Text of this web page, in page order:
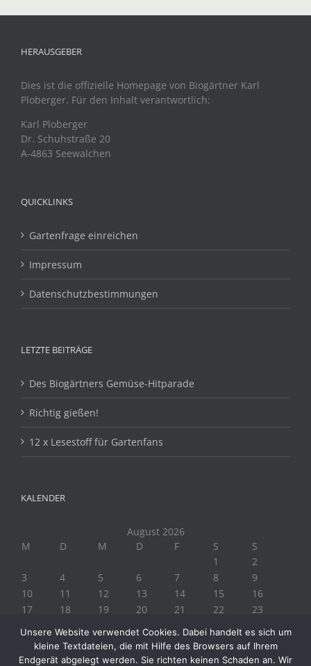
HERAUSGEBER
Dies ist die offizielle Homepage von Biogärtner Karl
Ploberger. Für den Inhalt verantwortlich:
Karl Ploberger
Dr. Schuhstraße 20
A-4863 Seewalchen
QUICKLINKS
Gartenfrage einreichen
Impressum
Datenschutzbestimmungen
LETZTE BEITRÄGE
Des Biogärtners Gemüse-Hitparade
Richtig gießen!
12 x Lesestoff für Gartenfans
KALENDER
August 2026
M
D M D F S
S
1
2
3
4 5 6 7 8
9
10
11 12 13 14 15
16
17
18 19 20 21 22
23
« Juli
Unsere Website verwendet Cookies. Dabei handelt es sich um
kleine Textdateien, die mit Hilfe des Browsers auf Ihrem
Endgerät abgelegt werden. Sie richten keinen Schaden an. Wir